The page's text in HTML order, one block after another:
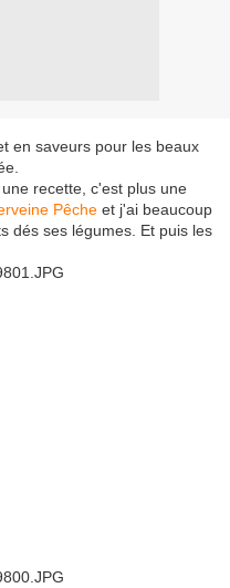
en saveurs pour les beaux
recette, c'est plus une
Pêche et j'ai beaucoup
dés ses légumes. Et puis les